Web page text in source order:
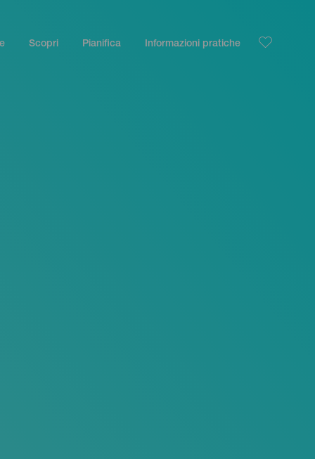
Scopri Pianifica Informazioni pratiche